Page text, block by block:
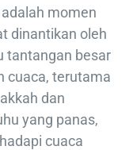
momen
dinantikan oleh
tantangan besar
cuaca, terutama
dan
yang panas,
cuaca